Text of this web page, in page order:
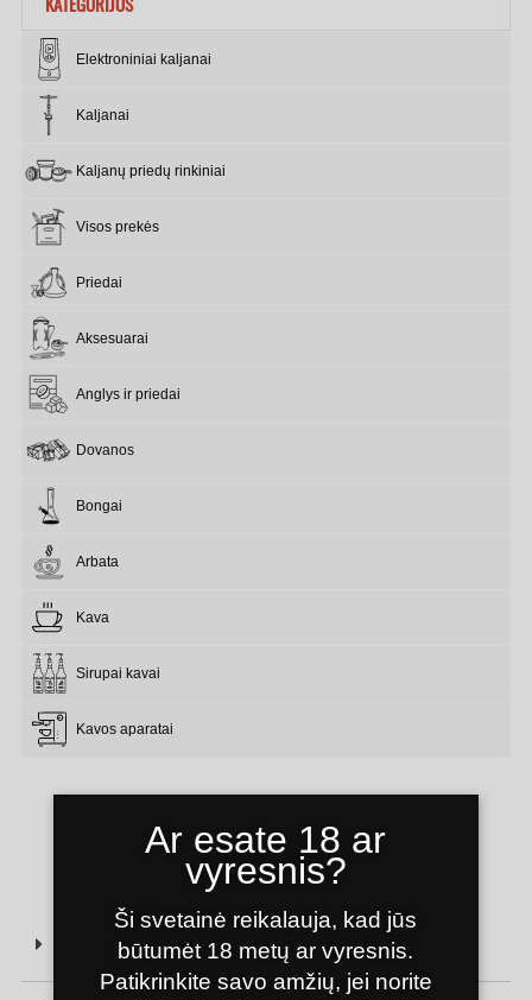
Elektroniniai kaljanai
Kaljanai
Kaljanų priedų rinkiniai
Visos prekės
Priedai
Aksesuarai
Anglys ir priedai
Dovanos
Bongai
Arbata
Kava
Sirupai kavai
Kavos aparatai
BAMBOO HOOKAH
PRIEDAI IR KALJANAI VILNIUJE - KUR ATSIIMTI?
Ar esate 18 ar
vyresnis?
Ši svetainė reikalauja, kad jūs
būtumėt 18 metų ar vyresnis.
Patikrinkite savo amžių, jei norite